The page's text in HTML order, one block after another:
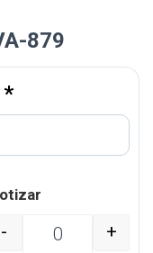
879
*
Cooler
- +